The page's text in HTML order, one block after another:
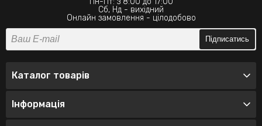
Сб, Нд - вихідний
Онлайн замовлення - цілодобово
Підписатись
Каталог товарів
Інформація